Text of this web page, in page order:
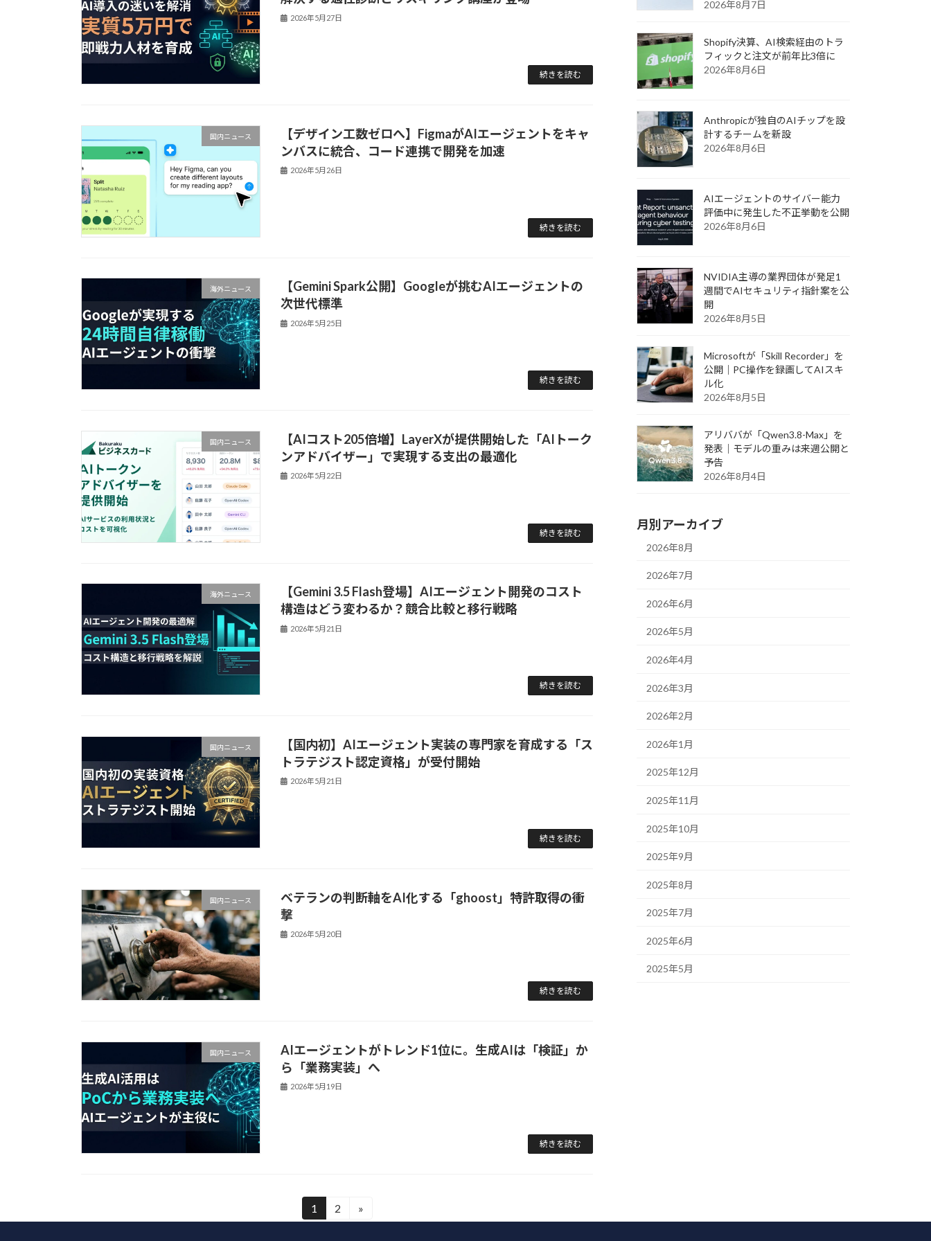
2026年5月27日
続きを読む
国内ニュース
【デザイン工数ゼロへ】FigmaがAIエージェントをキャ
ンバスに統合、コード連携で開発を加速
2026年5月26日
続きを読む
海外ニュース
【Gemini Spark公開】Googleが挑むAIエージェントの
次世代標準
2026年5月25日
続きを読む
国内ニュース
【AIコスト205倍増】LayerXが提供開始した「AIトーク
ンアドバイザー」で実現する支出の最適化
2026年5月22日
続きを読む
海外ニュース
【Gemini 3.5 Flash登場】AIエージェント開発のコスト
構造はどう変わるか？競合比較と移行戦略
2026年5月21日
続きを読む
国内ニュース
【国内初】AIエージェント実装の専門家を育成する「ス
トラテジスト認定資格」が受付開始
2026年5月21日
続きを読む
国内ニュース
ベテランの判断軸をAI化する「ghoost」特許取得の衝
撃
2026年5月20日
続きを読む
国内ニュース
AIエージェントがトレンド1位に。生成AIは「検証」か
ら「業務実装」へ
2026年5月19日
続きを読む
固
定
1
固
定
2 »
2026年8月7日
Shopify決算、AI検索経由のトラ
フィックと注文が前年比3倍に
2026年8月6日
Anthropicが独自のAIチップを設
計するチームを新設
2026年8月6日
AIエージェントのサイバー能力
評価中に発生した不正挙動を公開
2026年8月6日
NVIDIA主導の業界団体が発足1
週間でAIセキュリティ指針案を公
開
2026年8月5日
Microsoftが「Skill Recorder」を
公開｜PC操作を録画してAIスキ
ル化
2026年8月5日
アリババが「Qwen3.8-Max」を
発表｜モデルの重みは来週公開と
予告
2026年8月4日
月別アーカイブ
2026年8月
2026年7月
2026年6月
2026年5月
2026年4月
2026年3月
2026年2月
2026年1月
2025年12月
2025年11月
2025年10月
2025年9月
2025年8月
2025年7月
2025年6月
2025年5月